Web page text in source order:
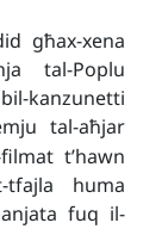
għax-xena
tal-Poplu
kanzunetti
tal-aħjar
t’hawn
huma
fuq il-